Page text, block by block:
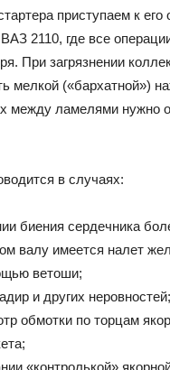
приступаем к
2110, где все
При загрязнении
мелкой («бархатной»)
между ламелями нужно
в случаях:
биения сердечника
валу имеется налет
ветоши;
и других неровностей;
обмотки по торцам
«контролькой»